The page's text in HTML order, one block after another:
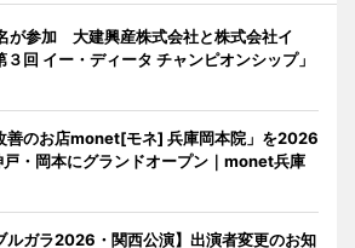
が参加 大建興産株式会社と株式会社イ
回 イー・ディータ チャンピオンシップ」
善のお店monet[モネ] 兵庫岡本院」を2026
・岡本にグランドオープン｜monet兵庫
ルガラ2026・関西公演】出演者変更のお知